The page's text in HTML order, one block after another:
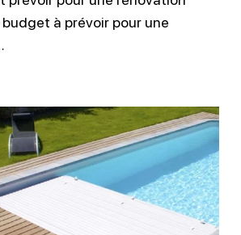
budget à prévoir pour une